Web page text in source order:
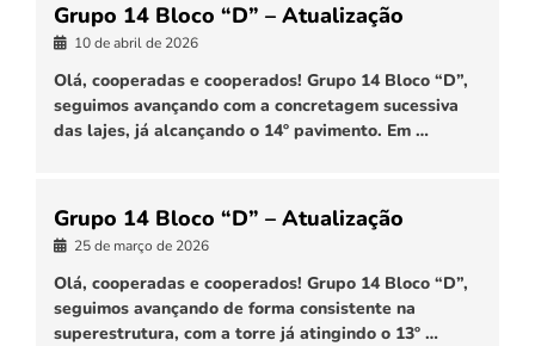
Grupo 14 Bloco “D” – Atualização
10 de abril de 2026
Olá, cooperadas e cooperados! Grupo 14 Bloco “D”,
seguimos avançando com a concretagem sucessiva
das lajes, já alcançando o 14º pavimento. Em …
Grupo 14 Bloco “D” – Atualização
25 de março de 2026
Olá, cooperadas e cooperados! Grupo 14 Bloco “D”,
seguimos avançando de forma consistente na
superestrutura, com a torre já atingindo o 13º …